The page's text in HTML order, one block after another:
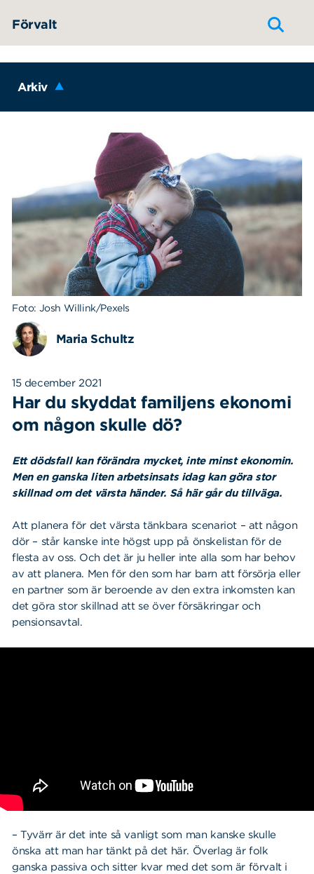
Förvalt
Arkiv
Foto: Josh Willink/Pexels
Maria Schultz
15 december 2021
Har du skyddat familjens ekonomi
om någon skulle dö?
Ett dödsfall kan förändra mycket, inte minst ekonomin.
Men en ganska liten arbetsinsats idag kan göra stor
skillnad om det värsta händer. Så här går du tillväga.
Att planera för det värsta tänkbara scenariot – att någon
dör – står kanske inte högst upp på önskelistan för de
flesta av oss. Och det är ju heller inte alla som har behov
av att planera. Men för den som har barn att försörja eller
en partner som är beroende av den extra inkomsten kan
det göra stor skillnad att se över försäkringar och
pensionsavtal.
– Tyvärr är det inte så vanligt som man kanske skulle
önska att man har tänkt på det här. Överlag är folk
ganska passiva och sitter kvar med det som är förvalt i